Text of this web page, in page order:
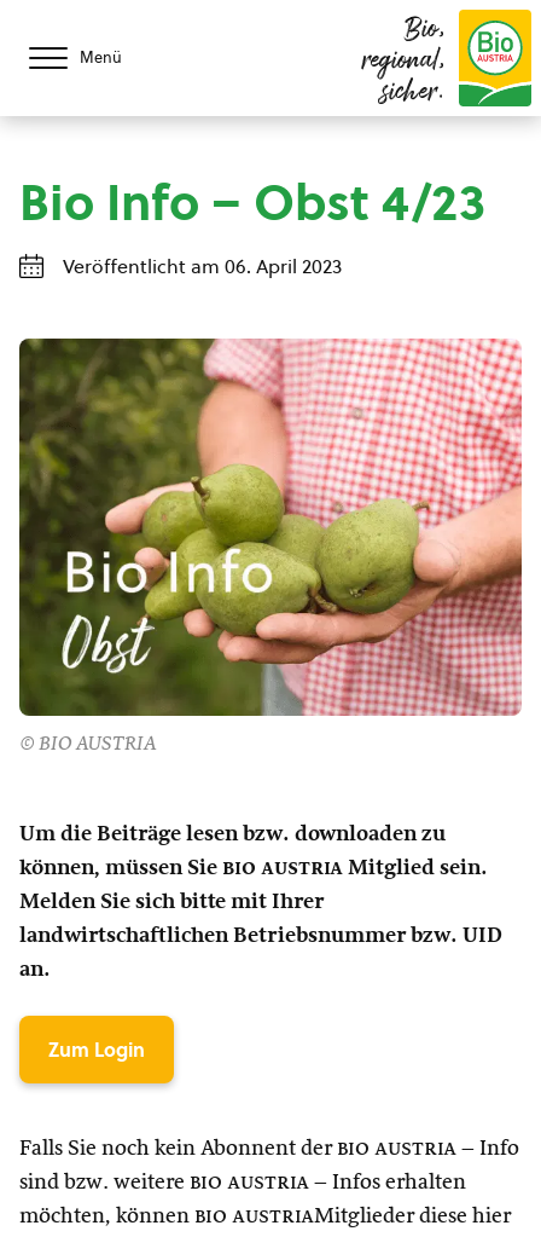
Menü
Bio,
regional,
sicher.
Bio Info – Obst 4/23
Veröffentlicht am 06. April 2023
© BIO AUSTRIA
Um die Beiträge lesen bzw. downloaden zu
können, müssen Sie bio austria Mitglied sein.
Melden Sie sich bitte mit Ihrer
landwirtschaftlichen Betriebsnummer bzw. UID
an.
Zum Login
Falls Sie noch kein Abonnent der bio austria – Info
sind bzw. weitere bio austria – Infos erhalten
möchten, können bio austriaMitglieder diese hier